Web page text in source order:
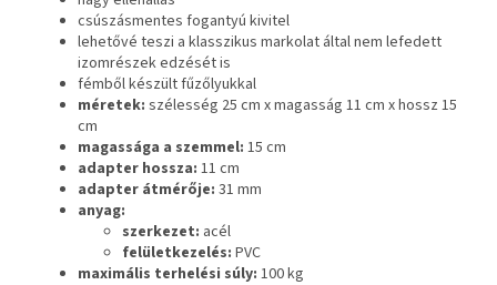
csúszásmentes fogantyú kivitel
lehetővé teszi a klasszikus markolat által nem lefedett
izomrészek edzését is
fémből készült fűzőlyukkal
méretek: szélesség 25 cm x magasság 11 cm x hossz 15
cm
magassága a szemmel: 15 cm
adapter hossza: 11 cm
adapter átmérője: 31 mm
anyag:
szerkezet: acél
felületkezelés: PVC
maximális terhelési súly: 100 kg